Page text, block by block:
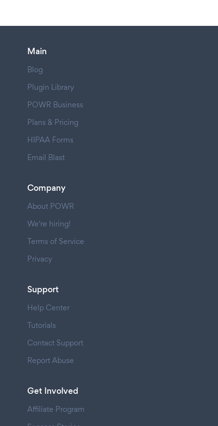
Main
Blog
Plugin Library
POWR Business
Plans & Pricing
HIPAA Forms
Email Blast
Company
About POWR
We're hiring!
Terms of Service
Privacy
Support
Help Center
Tutorials
Contact Support
Report Abuse
Get Involved
Affiliate Program